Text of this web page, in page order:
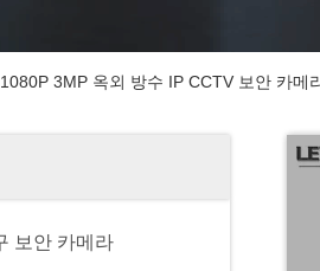
1080P 3MP 옥외 방수 IP CCTV 보안 카메
보안 카메라